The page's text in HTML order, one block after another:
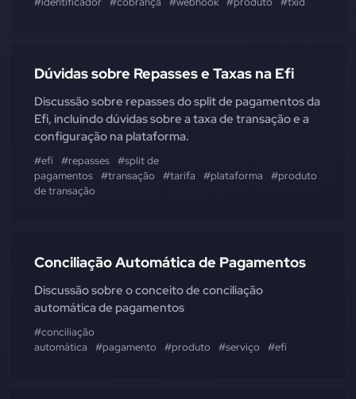
Dúvidas sobre Repasses e Taxas na Efi
Discussão sobre repasses do split de pagamentos da
Efi, incluindo dúvidas sobre a taxa de transação e a
configuração na plataforma.
#efí #repasses #split de
pagamentos #transação #tarifa #plataforma #produto
de transação
Conciliação Automática de Pagamentos
Discussão sobre o conceito de conciliação
automática de pagamentos
#conciliação
automática
#pagamento #produto #serviço #efí